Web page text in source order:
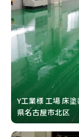
Y工業様 工場 床
県名古屋市北区